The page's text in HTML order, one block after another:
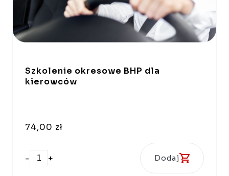
Szkolenie okresowe BHP dla
kierowców
74,00 zł
- + Dodaj